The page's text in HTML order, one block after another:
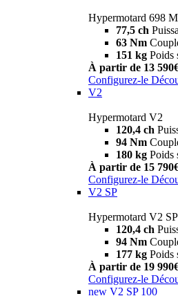
Hypermotard 698
77,5 ch
63 Nm
151 kg Poids
À partir de 13
Configurez-le
V2
Hypermotard V2
120,4 ch
94 Nm
180 kg Poids
À partir de 15
Configurez-le
V2 SP
Hypermotard V2 SP
120,4 ch
94 Nm
177 kg Poids
À partir de 19
Configurez-le
new V2 SP 100